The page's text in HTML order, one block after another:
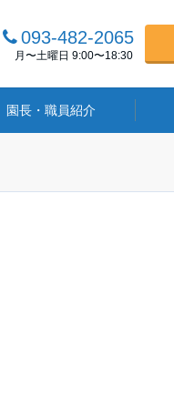
093-482-2065
月〜土曜日 9:00〜18:30
園長・職員紹介